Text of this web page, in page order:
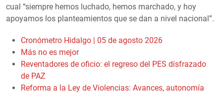
cual “siempre hemos luchado, hemos marchado, y hoy
apoyamos los planteamientos que se dan a nivel nacional”.
Cronómetro Hidalgo | 05 de agosto 2026
Más no es mejor
Reventadores de oficio: el regreso del PES disfrazado
de PAZ
Reforma a la Ley de Violencias: Avances, autonomía